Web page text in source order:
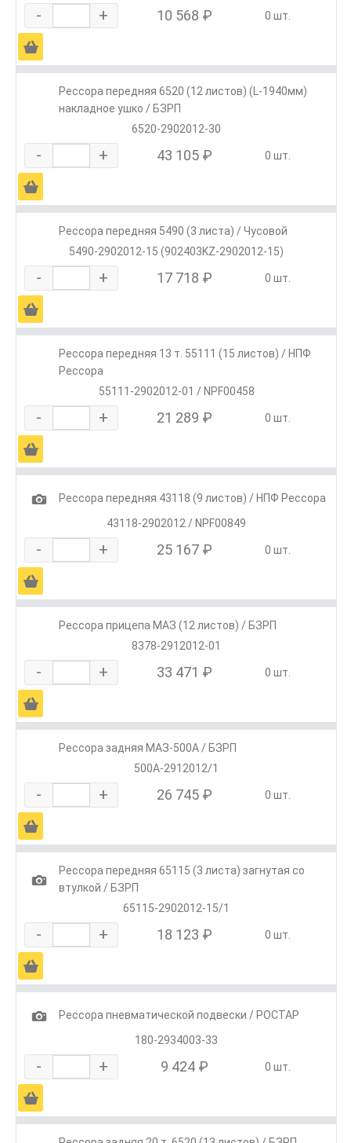
- + 10 568 ₽ 0 шт.
Ä
Рессора передняя 6520 (12 листов) (L-1940мм)
накладное ушко / БЗРП
6520-2902012-30
- + 43 105 ₽ 0 шт.
Ä
Рессора передняя 5490 (3 листа) / Чусовой
5490-2902012-15 (902403KZ-2902012-15)
- + 17 718 ₽ 0 шт.
Ä
Рессора передняя 13 т. 55111 (15 листов) / НПФ
Рессора
55111-2902012-01 / NPF00458
- + 21 289 ₽ 0 шт.
Ä
1
Рессора передняя 43118 (9 листов) / НПФ Рессора
43118-2902012 / NPF00849
- + 25 167 ₽ 0 шт.
Ä
Рессора прицепа МАЗ (12 листов) / БЗРП
8378-2912012-01
- + 33 471 ₽ 0 шт.
Ä
Рессора задняя МАЗ-500А / БЗРП
500А-2912012/1
- + 26 745 ₽ 0 шт.
Ä
1
Рессора передняя 65115 (3 листа) загнутая со
втулкой / БЗРП
65115-2902012-15/1
- + 18 123 ₽ 0 шт.
Ä
1
Рессора пневматической подвески / РОСТАР
180-2934003-33
- + 9 424 ₽ 0 шт.
Ä